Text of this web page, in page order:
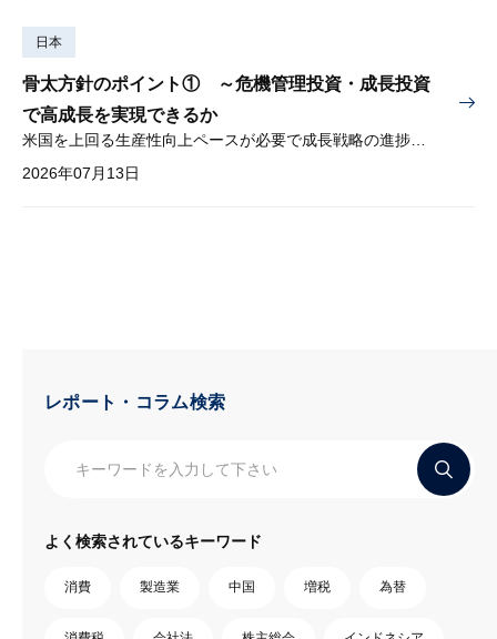
日本
骨太方針のポイント① ～危機管理投資・成長投資
で高成長を実現できるか
米国を上回る生産性向上ペースが必要で成長戦略の進捗管理も課題
2026年07月13日
レポート・コラム検索
よく検索されているキーワード
消費 製造業 中国 増税 為替